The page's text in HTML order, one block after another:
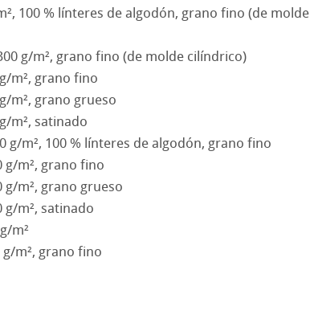
Stella
Protección
100 % línteres de algodón, grano fino (de molde
g/m², grano fino (de molde cilíndrico)
m², grano fino
m², grano grueso
m², satinado
g/m², 100 % línteres de algodón, grano fino
g/m², grano fino
g/m², grano grueso
g/m², satinado
m²
g/m², grano fino